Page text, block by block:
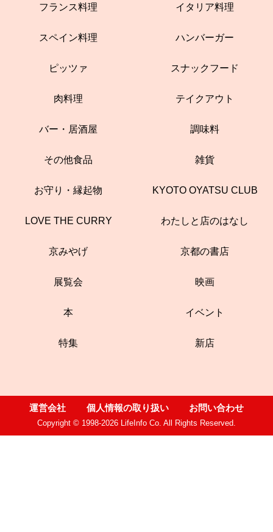
フランス料理 イタリア料理
スペイン料理 ハンバーガー
ピッツァ スナックフード
肉料理 テイクアウト
バー・居酒屋 調味料
その他食品 雑貨
お守り・縁起物 KYOTO OYATSU CLUB
LOVE THE CURRY わたしと店のはなし
京みやげ 京都の書店
展覧会 映画
本 イベント
特集 新店
運営会社 個人情報の取り扱い お問い合わせ
Copyright © 1998-2026 LifeInfo Co. All Rights Reserved.